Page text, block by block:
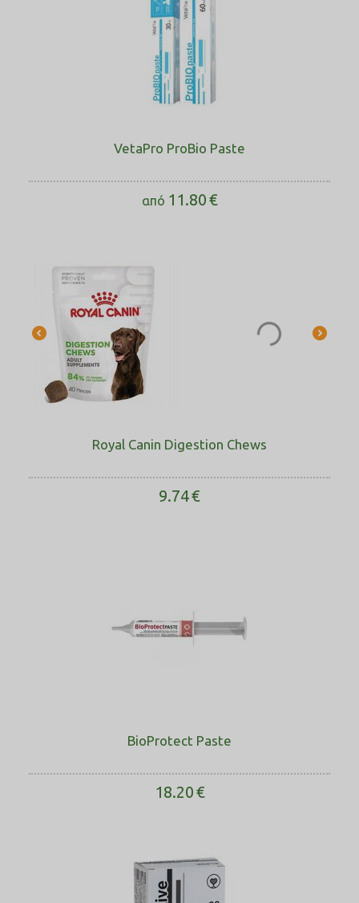
VetaPro ProBio Paste
από 11.80€
Royal Canin Digestion Chews
9.74€
BioProtect Paste
18.20€